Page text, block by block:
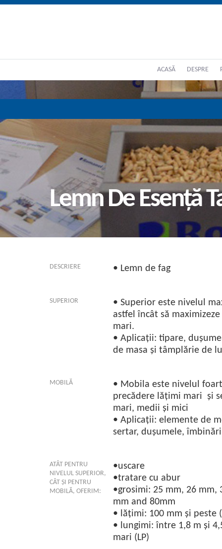
ACASĂ DESPRE
Lemn De Esență
DESCRIERE • Lemn de fag
SUPERIOR
• Superior este nivelul
astfel încât să
mari.
• Aplicații: tipare,
de masa și tâmplărie de
MOBILĂ
• Mobila este nivelul
precădere lățimi mari și
mari, medii și mici
• Aplicații: elemente de
sertar, dușumele,
ATÂT PENTRU
NIVELUL SUPERIOR,
CÂT ȘI PENTRU
MOBILĂ, OFERIM:
•uscare
•tratare cu abur
•grosimi: 25 mm, 26 mm,
mm and 80mm
• lățimi: 100 mm și peste
• lungimi: între 1,8 m și
mari (LP)